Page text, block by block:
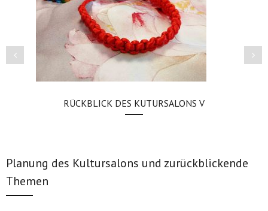
RÜCKBLICK DES KUTURSALONS V
Planung des Kultursalons und zurückblickende
Themen